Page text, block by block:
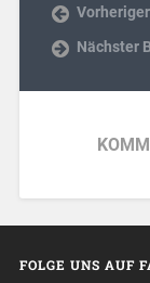
Nächster
FOLGE UNS AUF